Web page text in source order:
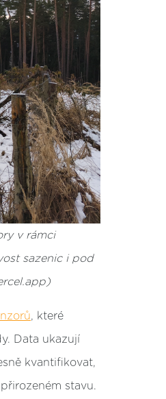
v rámci
sazenic i pod
, které
Data ukazují
kvantifikovat,
stavu.